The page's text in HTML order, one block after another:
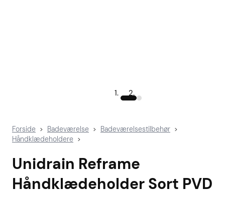
Forside > Badeværelse > Badeværelsestilbehør >
Håndklædeholdere >
Unidrain Reframe
Håndklædeholder Sort PVD